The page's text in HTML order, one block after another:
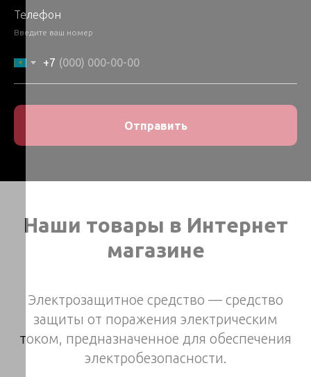
Телефон
Введите ваш номер
+7
Отправить
Наши товары в Интернет
магазине
Электрозащитное средство — средство
защиты от поражения электрическим
током, предназначенное для обеспечения
электробезопасности.